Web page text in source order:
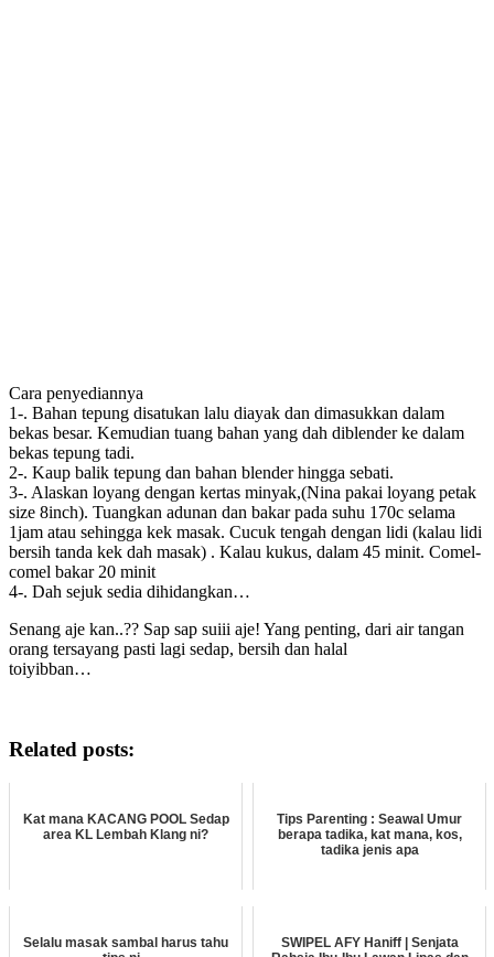
Cara penyediannya
1-. Bahan tepung disatukan lalu diayak dan dimasukkan dalam
bekas besar. Kemudian tuang bahan yang dah diblender ke dalam
bekas tepung tadi.
2-. Kaup balik tepung dan bahan blender hingga sebati.
3-. Alaskan loyang dengan kertas minyak,(Nina pakai loyang petak
size 8inch). Tuangkan adunan dan bakar pada suhu 170c selama
1jam atau sehingga kek masak. Cucuk tengah dengan lidi (kalau lidi
bersih tanda kek dah masak) . Kalau kukus, dalam 45 minit. Comel-
comel bakar 20 minit
4-. Dah sejuk sedia dihidangkan…
Senang aje kan..?? Sap sap suiii aje! Yang penting, dari air tangan
orang tersayang pasti lagi sedap, bersih dan halal
toiyibban…
Related posts:
Kat mana KACANG POOL Sedap
area KL Lembah Klang ni?
Tips Parenting : Seawal Umur
berapa tadika, kat mana, kos,
tadika jenis apa
Selalu masak sambal harus tahu
SWIPEL AFY Haniff | Senjata